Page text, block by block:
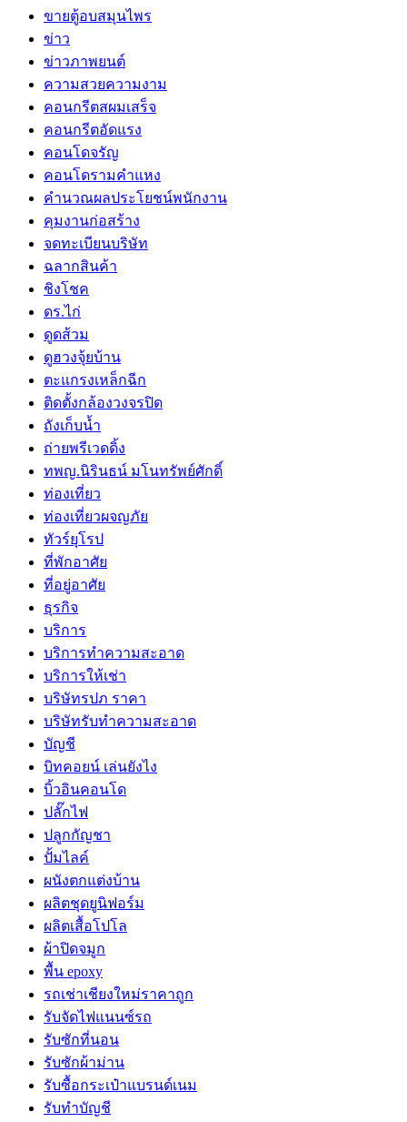
ขายตู้อบสมุนไพร
ข่าว
ข่าวภาพยนต์
ความสวยความงาม
คอนกรีตสผมเสร็จ
คอนกรีตอัดแรง
คอนโดจรัญ
คอนโดรามคำแหง
คำนวณผลประโยชน์พนักงาน
คุมงานก่อสร้าง
จดทะเบียนบริษัท
ฉลากสินค้า
ชิงโชค
ดร.ไก่
ดูดส้วม
ดูฮวงจุ้ยบ้าน
ตะแกรงเหล็กฉีก
ติดตั้งกล้องวงจรปิด
ถังเก็บน้ำ
ถ่ายพรีเวดดิ้ง
ทพญ.นิรินธน์ มโนทรัพย์ศักดิ์
ท่องเที่ยว
ท่องเที่ยวผจญภัย
ทัวร์ยุโรป
ที่พักอาศัย
ที่อยู่อาศัย
ธุรกิจ
บริการ
บริการทำความสะอาด
บริการให้เช่า
บริษัทรปภ ราคา
บริษัทรับทำความสะอาด
บัญชี
บิทคอยน์ เล่นยังไง
บิ้วอินคอนโด
ปลั๊กไฟ
ปลูกกัญชา
ปั้มไลค์
ผนังตกแต่งบ้าน
ผลิตชุดยูนิฟอร์ม
ผลิตเสื้อโปโล
ผ้าปิดจมูก
พื้น epoxy
รถเช่าเชียงใหม่ราคาถูก
รับจัดไฟแนนซ์รถ
รับซักที่นอน
รับซักผ้าม่าน
รับซื้อกระเป๋าแบรนด์เนม
รับทำบัญชี